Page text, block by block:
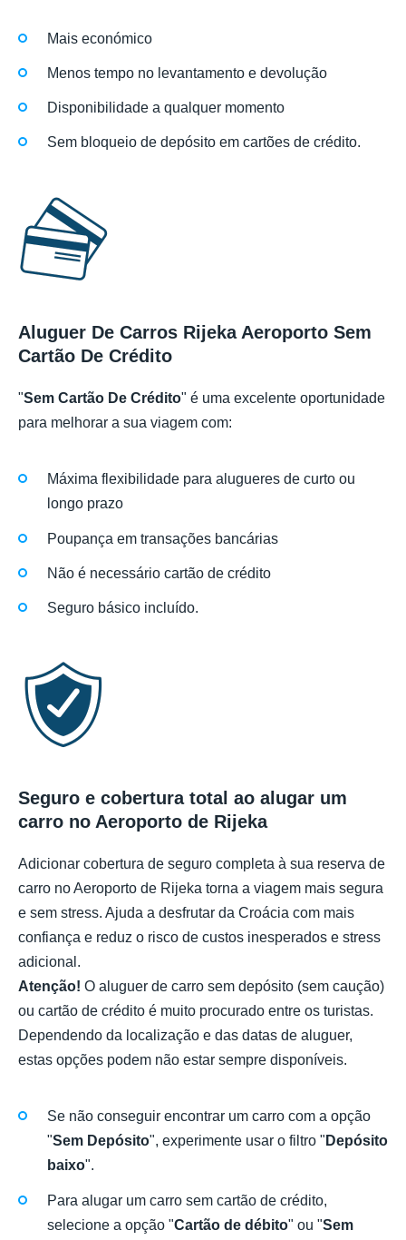
Mais económico
Menos tempo no levantamento e devolução
Disponibilidade a qualquer momento
Sem bloqueio de depósito em cartões de crédito.
Aluguer De Carros Rijeka Aeroporto Sem
Cartão De Crédito
"Sem Cartão De Crédito" é uma excelente oportunidade
para melhorar a sua viagem com:
Máxima flexibilidade para alugueres de curto ou
longo prazo
Poupança em transações bancárias
Não é necessário cartão de crédito
Seguro básico incluído.
Seguro e cobertura total ao alugar um
carro no Aeroporto de Rijeka
Adicionar cobertura de seguro completa à sua reserva de
carro no Aeroporto de Rijeka torna a viagem mais segura
e sem stress. Ajuda a desfrutar da Croácia com mais
confiança e reduz o risco de custos inesperados e stress
adicional.
Atenção! O aluguer de carro sem depósito (sem caução)
ou cartão de crédito é muito procurado entre os turistas.
Dependendo da localização e das datas de aluguer,
estas opções podem não estar sempre disponíveis.
Se não conseguir encontrar um carro com a opção
"Sem Depósito", experimente usar o filtro " Depósito
baixo".
Para alugar um carro sem cartão de crédito,
selecione a opção "Cartão de débito" ou "Sem